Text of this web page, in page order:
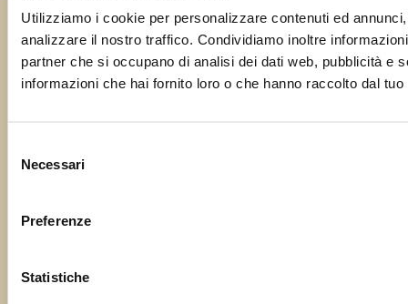
Utilizziamo i cookie per personalizzare contenuti ed
analizzare il nostro traffico. Condividiamo inoltre
partner che si occupano di analisi dei dati web, pubblicità e
informazioni che hai fornito loro o che hanno raccolto dal
delNecessari
Preferenze
Statistiche